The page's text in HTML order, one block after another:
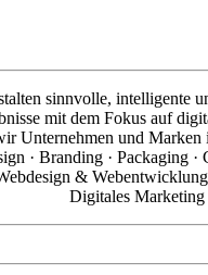
sinnvolle, intelligente
mit dem Fokus auf
Unternehmen und Marken
· Branding · Packaging ·
&
Digitales Marketing